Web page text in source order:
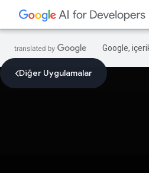
Google,
Diğer Uygulamalar